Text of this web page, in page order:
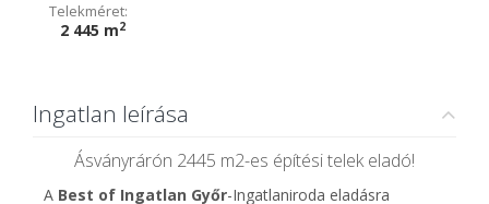
Telekméret:
2 445 m2
Ingatlan leírása
Ásványrárón 2445 m2-es építési telek eladó!
A Best of Ingatlan Győr-Ingatlaniroda eladásra